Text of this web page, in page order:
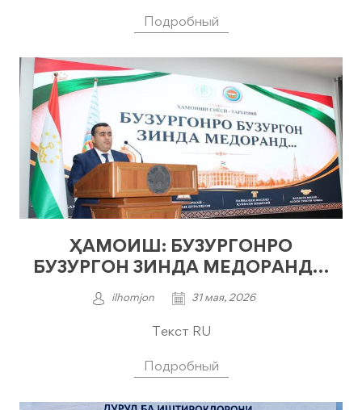
Подробный
ҲАМОИШ: БУЗУРГОНРО
БУЗУРГОН ЗИНДА МЕДОРАНД…
ilhomjon 31 мая, 2026
Текст RU
Подробный